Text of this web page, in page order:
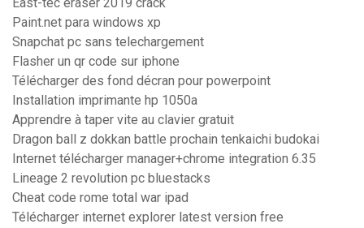
East-tec eraser 2019 crack
Paint.net para windows xp
Snapchat pc sans telechargement
Flasher un qr code sur iphone
Télécharger des fond décran pour powerpoint
Installation imprimante hp 1050a
Apprendre à taper vite au clavier gratuit
Dragon ball z dokkan battle prochain tenkaichi budokai
Internet télécharger manager+chrome integration 6.35
Lineage 2 revolution pc bluestacks
Cheat code rome total war ipad
Télécharger internet explorer latest version free